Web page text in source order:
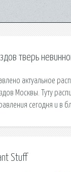
тверь
актуальное
Москвы. Туту
сегодня и в
Stuff